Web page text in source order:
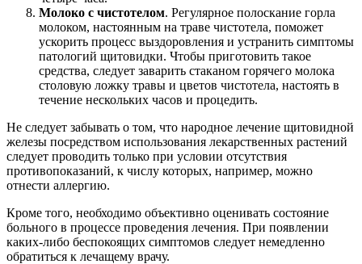
Молоко с чистотелом. Регулярное полоскание горла
молоком, настоянным на траве чистотела, поможет
ускорить процесс выздоровления и устранить симптомы
патологий щитовидки. Чтобы приготовить такое
средства, следует заварить стаканом горячего молока
столовую ложку травы и цветов чистотела, настоять в
течение нескольких часов и процедить.
Не следует забывать о том, что народное лечение щитовидной
железы посредством использования лекарственных растений
следует проводить только при условии отсутствия
противопоказаний, к числу которых, например, можно
отнести аллергию.
Кроме того, необходимо объективно оценивать состояние
больного в процессе проведения лечения. При появлении
каких-либо беспокоящих симптомов следует немедленно
обратиться к лечащему врачу.